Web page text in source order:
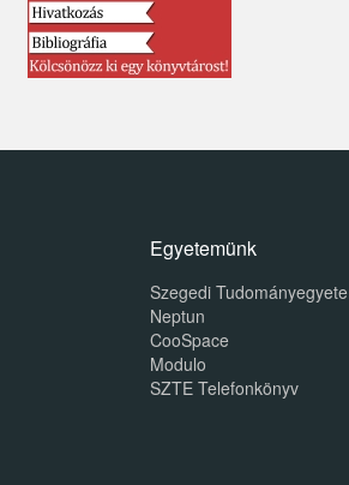
Egyetemünk
Szegedi
Neptun
CooSpace
Modulo
SZTE Telefonkönyv